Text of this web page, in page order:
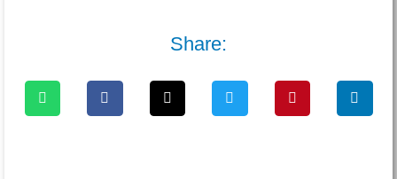
Share: